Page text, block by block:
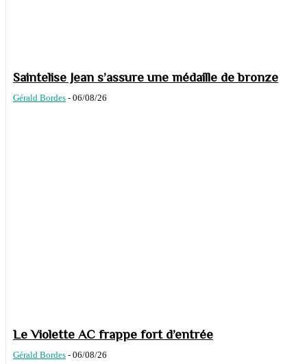
Saintelise Jean s’assure une médaille de bronze
Gérald Bordes - 06/08/26
Le Violette AC frappe fort d’entrée
Gérald Bordes - 06/08/26